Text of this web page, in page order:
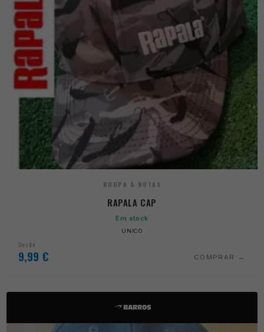
ROUPA & BOTAS
RAPALA CAP
Em stock
ÚNICO
Desde
9,99 € COMPRAR